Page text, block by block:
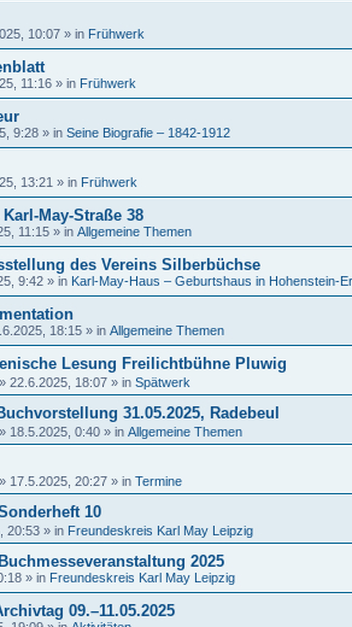
10:07 » in Frühwerk
11:16 » in Frühwerk
9:28 » in Seine Biografie – 1842-1912
13:21 » in Frühwerk
May-Straße 38
11:15 » in Allgemeine Themen
des Vereins Silberbüchse
9:42 » in Karl-May-Haus – Geburtshaus in Hohenstein-
18:15 » in Allgemeine Themen
Lesung Freilichtbühne Pluwig
» 22.6.2025, 18:07 » in Spätwerk
31.05.2025, Radebeul
» 18.5.2025, 0:40 » in Allgemeine Themen
» 17.5.2025, 20:27 » in Termine
10
20:53 » in Freundeskreis Karl May Leipzig
2025
» in Freundeskreis Karl May Leipzig
09.–11.05.2025